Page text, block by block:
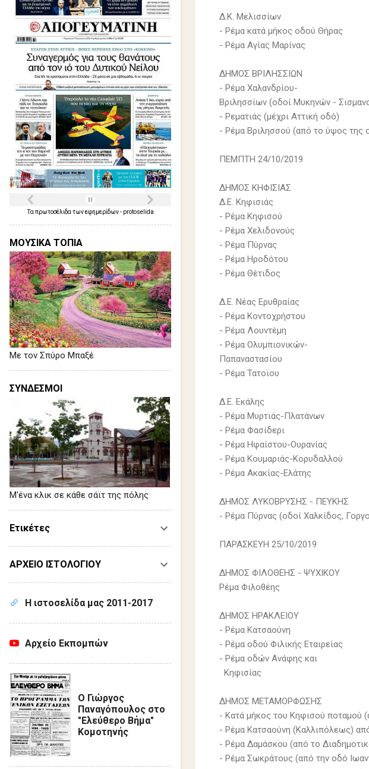
Δ.Κ. Μελισσίων
- Ρέμα κατά μήκος οδού Θήρας
- Ρέμα Αγίας Μαρίνας
ΔΗΜΟΣ ΒΡΙΛΗΣΣΙΩΝ
- Ρέμα Χαλανδρίου-
Βριλησσίων (οδοί Μυκηνών -
- Ρεματιάς (μέχρι Αττική οδό)
- Ρέμα Βριλησσού (από το ύψος
ΠΕΜΠΤΗ 24/10/2019
ΔΗΜΟΣ ΚΗΦΙΣΙΑΣ
Δ.Ε. Κηφισιάς
- Ρέμα Κηφισού
- Ρέμα Χελιδονούς
- Ρέμα Πύρνας
- Ρέμα Ηροδότου
- Ρέμα Θέτιδος
Δ.Ε. Νέας Ερυθραίας
- Ρέμα Κοντοχρήστου
- Ρέμα Λουντέμη
- Ρέμα Ολυμπιονικών-
Παπαναστασίου
- Ρέμα Τατοϊου
Δ.Ε. Εκάλης
- Ρέμα Μυρτιάς-Πλατάνων
- Ρέμα Φασίδερι
- Ρέμα Ηφαίστου-Ουρανίας
- Ρέμα Κουμαριάς-Κορυδαλλού
- Ρέμα Ακακίας-Ελάτης
ΔΗΜΟΣ ΛΥΚΟΒΡΥΣΗΣ - ΠΕΥΚΗΣ
- Ρέμα Πύρνας (οδοί Χαλκίδος,
ΠΑΡΑΣΚΕΥΗ 25/10/2019
ΔΗΜΟΣ ΦΙΛΟΘΕΗΣ - ΨΥΧΙΚΟΥ
Ρέµα Φιλοθέης
ΔΗΜΟΣ ΗΡΑΚΛΕΙΟΥ
- Ρέμα Κατσαούνη
- Ρέμα οδού Φιλικής Εταιρείας
- Ρέμα οδών Ανάφης και
Κηφισίας
ΔΗΜΟΣ ΜΕΤΑΜΟΡΦΩΣΗΣ
- Κατά μήκος του Κηφισού ποταμού
- Ρέμα Κατσαούνη (Καλλιπόλεως)
- Ρέμα Δαμάσκου (από το
- Ρέμα Σωκράτους (από την οδό
Τα πρωτοσέλιδα τωνεφημερίδων- protoselida
ΜΟΥΣΙΚΑ ΤΟΠΙΑ
Με τον Σπύρο Μπαξέ
ΣΥΝΔΕΣΜΟΙ
Μ'ένα κλικ σε κάθε σάϊτ της πόλης
Ετικέτες
ΑΡΧΕΙΟ ΙΣΤΟΛΟΓΙΟΥ
Η ιστοσελίδα μας 2011-2017
Αρχείο Εκπομπών
Ο Γιώργος
Παναγόπουλος στο
"Ελεύθερο Βήμα"
Κομοτηνής